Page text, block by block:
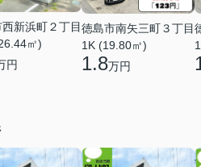
新浜町２丁目
㎡)
円
徳島市南矢三町３丁目
1K (19.80㎡)
1.8万円